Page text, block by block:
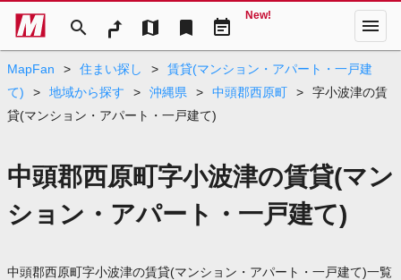
search map bookmark event_note
New! menu
MapFan > 住まい探し >
賃貸(マンション・アパート・一戸建
て)
> 地域から探す > 沖縄県 > 中頭郡西原町 >
字小波津の賃
貸(マンション・アパート・一戸建て)
中頭郡西原町字小波津の賃貸(マン
ション・アパート・一戸建て)
中頭郡西原町字小波津の賃貸(マンション・アパート・一戸建て)一覧